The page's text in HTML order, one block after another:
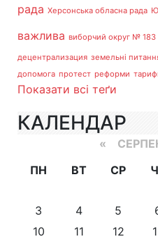
рада Херсонська обласна рада
важлива виборчий округ № 183
децентрализация земельні
допомога протест реформи
Показати всі теґи
КАЛЕНДАР
«
ПН
ВТ СР
3
4 5
10
11 12